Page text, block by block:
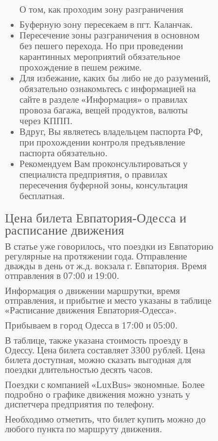
О том, как проходим зону разграничения
Буферную зону пересекаем в пгт. Каланчак.
Пересечение зоны разграничения в основном
без пешего перехода. Но при проведении
карантинных мероприятий обязательное
прохождение в пешем режиме.
Для избежание, каких бы либо не до разумений,
обязательно ознакомьтесь с информацией на
сайте в разделе «Информация» о правилах
провоза багажа, вещей продуктов, валюты
через КППП.
Вдруг, Вы являетесь владельцем паспорта РФ,
при прохождении контроля предъявление
паспорта обязательно.
Рекомендуем Вам проконсультироваться у
специалиста предприятия, о правилах
пересечения буферной зоны, консультация
бесплатная.
Цена билета Евпатория-Одесса и
расписание движения
В статье уже говорилось, что поездки из Евпаторию
регулярные на протяжении года. Отправление
дважды в день от ж.д. вокзала г. Евпатория. Время
отправления в 07:00 и 19:00.
Информация о движении маршрутки, время
отправления, и прибытие и место указаны в таблице
«Расписание движения Евпатория-Одесса».
Прибываем в город Одесса в 17:00 и 05:00.
В таблице, также указана стоимость проезду в
Одессу. Цена билета составляет 3300 рублей. Цена
билета доступная, можно сказать выгодная для
поездки длительностью десять часов.
Поездки с компанией «LuxBus» экономные. Более
подробно о графике движения можно узнать у
диспетчера предприятия по телефону.
Необходимо отметить, что билет купить можно до
любого пункта по маршруту движения.